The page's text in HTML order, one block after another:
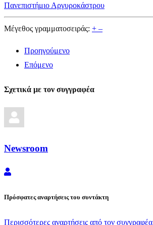
Πανεπιστήμιο Αργυροκάστρου
Μέγεθος γραμματοσειράς: + –
Προηγούμενο
Επόμενο
Σχετικά με τον συγγραφέα
Newsroom
Newsroom
Πρόσφατες αναρτήσεις του συντάκτη
Περισσότερες αναρτήσεις από τον συγγραφέα